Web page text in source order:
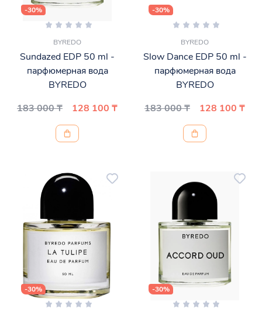
-30%
BYREDO
Sundazed EDP 50 ml -
парфюмерная вода
BYREDO
183 000 ₸
128 100 ₸
-30%
BYREDO
Slow Dance EDP 50 ml -
парфюмерная вода
BYREDO
183 000 ₸
128 100 ₸
-30% -30%